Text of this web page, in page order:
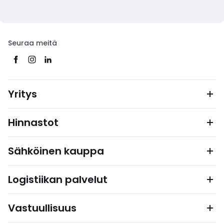
Seuraa meitä
Yritys
Hinnastot
Sähköinen kauppa
Logistiikan palvelut
Vastuullisuus